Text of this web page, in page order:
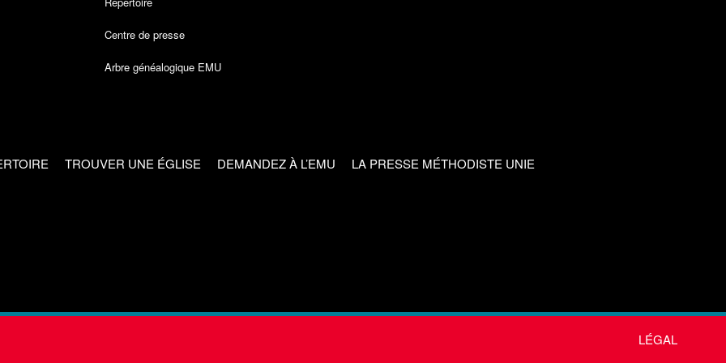
Centre de presse
Arbre généalogique EMU
TROUVER UNE ÉGLISE DEMANDEZ À L’EMU LA PRESSE MÉTHODISTE UNIE
LÉGAL